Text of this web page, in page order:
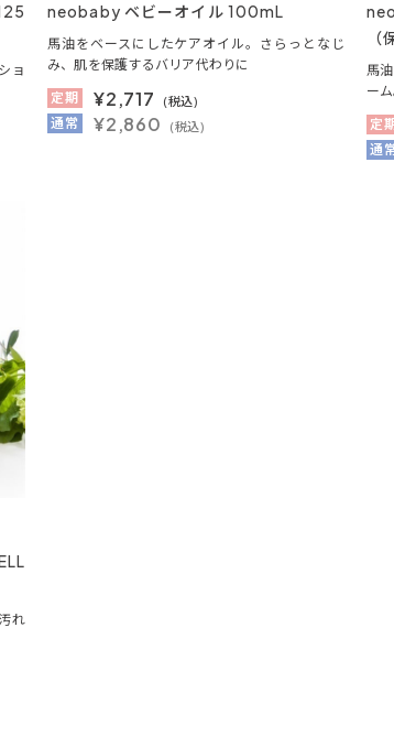
ョ
neobaby ベビーオイル 100mL
馬油をベースにしたケアオイル。さらっとなじ
み、肌を保護するバリア代わりに
定期
¥2,717 (税込)
通常 ¥2,860 (税込)
（
馬
ー
定期
通
れ